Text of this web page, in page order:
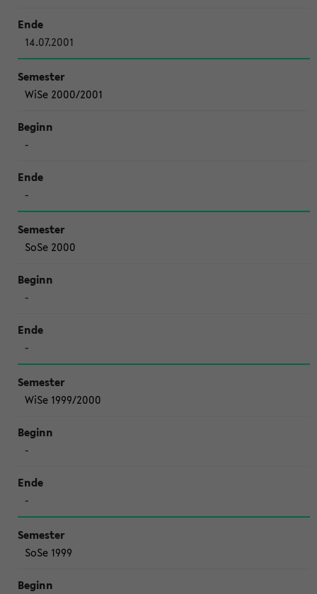
14.07.2001
WiSe 2000/2001
-
-
SoSe 2000
-
-
WiSe 1999/2000
-
-
SoSe 1999